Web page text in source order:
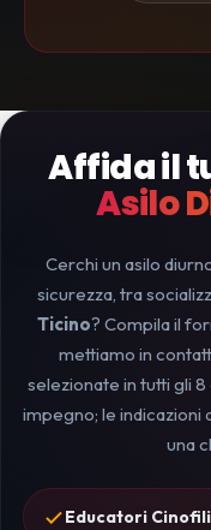
Affida il
Asilo
Cerchi un asilo
sicurezza, tra
Ticino? Compila il
mettiamo in
selezionate in tutti gli
impegno; le indicazioni
una
Educatori